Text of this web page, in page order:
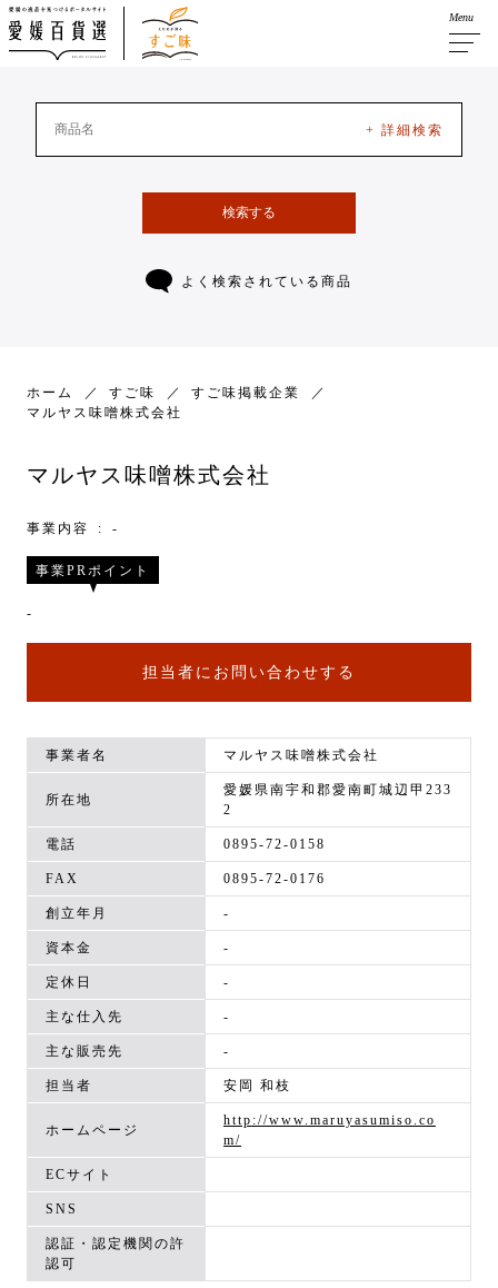
Menu
+ 詳細検索
検索する
よく検索されている商品
ホーム すご味
すご味掲載企業
マルヤス味噌株式会社
マルヤス味噌株式会社
事業内容 -
事業PRポイント
-
担当者にお問い合わせする
事業者名 マルヤス味噌株式会社
所在地
愛媛県南宇和郡愛南町城辺甲233
2
電話 0895-72-0158
FAX 0895-72-0176
創立年月 -
資本金 -
定休日 -
主な仕入先 -
主な販売先 -
担当者 安岡 和枝
ホームページ
http://www.maruyasumiso.co
m/
ECサイト
SNS
認証・認定機関の許
認可